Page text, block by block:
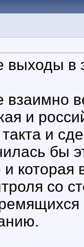
выходы в
взаимно
и
и
бы
которая
со